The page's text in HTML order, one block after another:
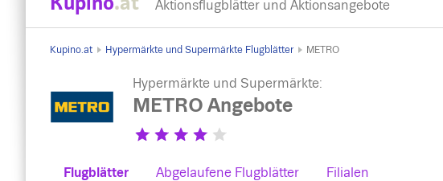
Aktionsflugblätter und Aktionsangebote
Kupino.at Hypermärkte und Supermärkte Flugblätter METRO
Hypermärkte und Supermärkte:
METRO Angebote
Flugblätter Abgelaufene Flugblätter Filialen